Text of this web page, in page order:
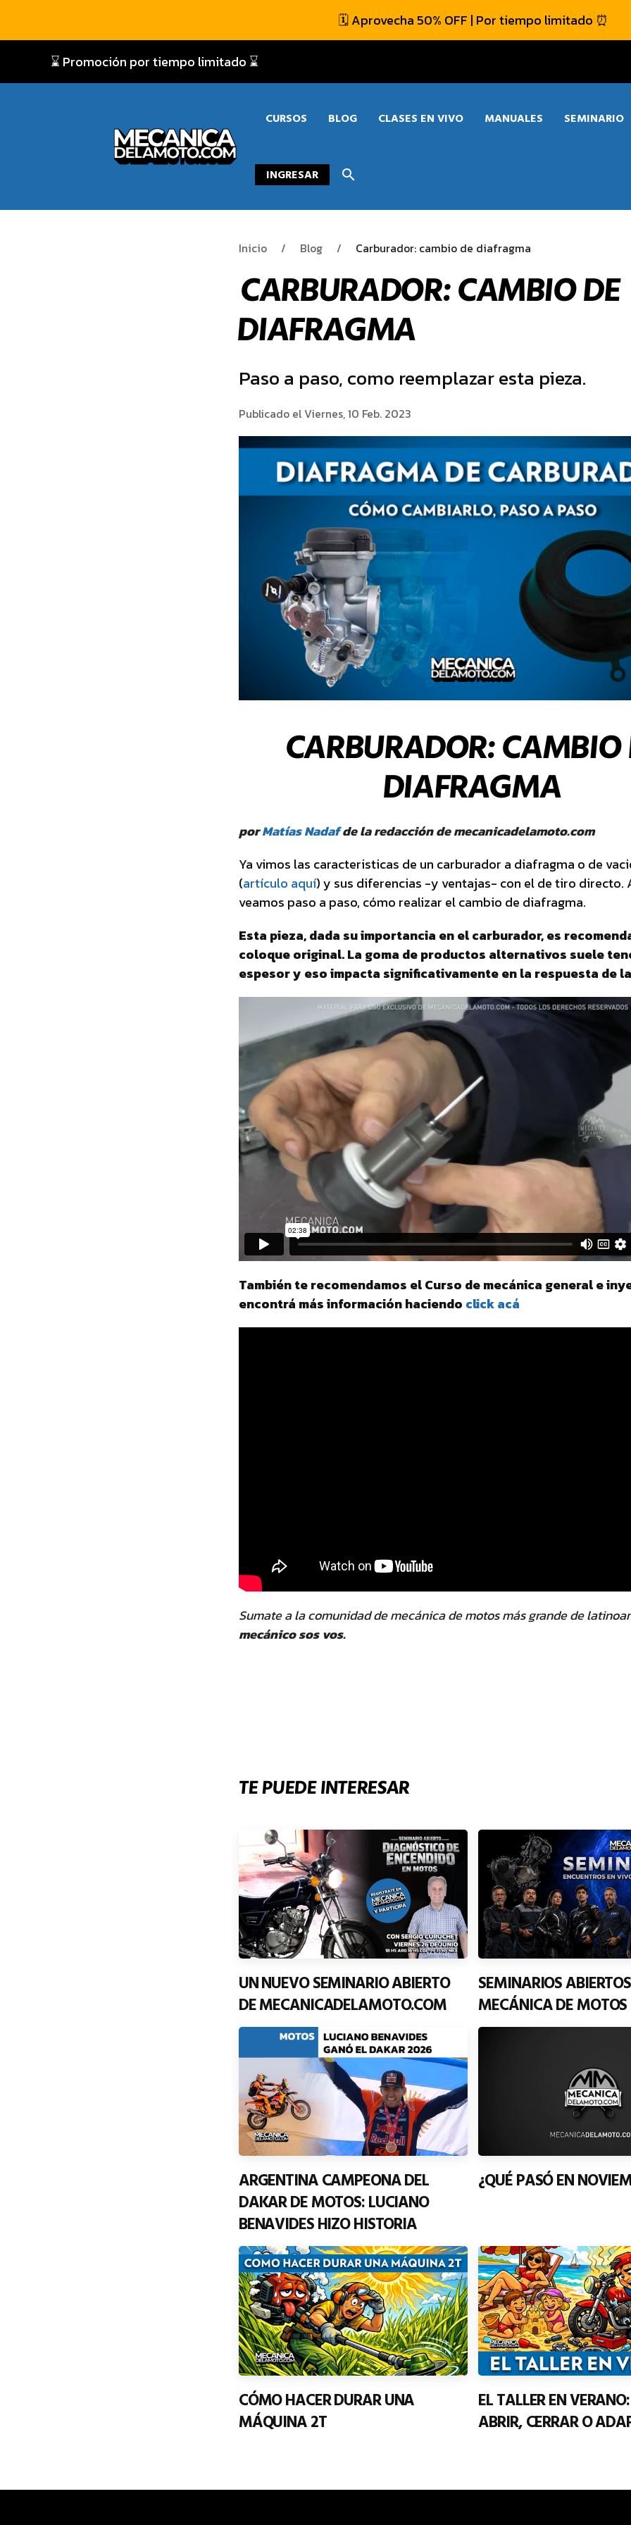
🗓️ Aprovecha 50% OFF | Por tiempo limitado ⏰
⌛ Promoción por tiempo limitado ⌛
CURSOS BLOG CLASES EN VIVO MANUALES SEMINARIO
INGRESAR search
Inicio Blog Carburador: cambio de diafragma
CARBURADOR: CAMBIO DE
DIAFRAGMA
Paso a paso, como reemplazar esta pieza.
Publicado el Viernes, 10 Feb. 2023
CARBURADOR: CAMBIO
DIAFRAGMA
porMatías Nadafde la redacción de mecanicadelamoto.com
Ya vimos las caracteristicas de un carburador a diafragma o de
(artículo aquí) y sus diferencias -y ventajas- con el de tiro directo.
veamos paso a paso, cómo realizar el cambio de diafragma.
Esta pieza, dada su importancia en el carburador, es
coloque original. La goma de productos alternativos suele
espesor y eso impacta significativamente en la respuesta de
También te recomendamos el Curso de mecánica general e
encontrá más información haciendo click acá
Sumate a la comunidad de mecánica de motos más grande de
mecánico sos vos.
TE PUEDE INTERESAR
UN NUEVO SEMINARIO ABIERTO
DE MECANICADELAMOTO.COM
SEMINARIOS
MECÁNICA DE MOTOS
ARGENTINA CAMPEONA DEL
DAKAR DE MOTOS: LUCIANO
BENAVIDES HIZO HISTORIA
¿QUÉ PASÓ EN
CÓMO HACER DURAR UNA
MÁQUINA 2T
EL TALLER EN
ABRIR, CERRAR O